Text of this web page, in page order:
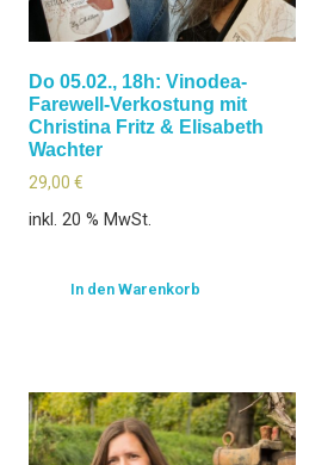
Do 05.02., 18h: Vinodea-
Farewell-Verkostung mit
Christina Fritz & Elisabeth
Wachter
29,00 €
inkl. 20 % MwSt.
In den Warenkorb